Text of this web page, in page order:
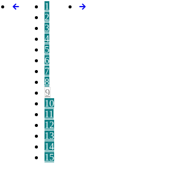
1
2
3
4
5
6
7
8
9
10
11
12
13
14
15